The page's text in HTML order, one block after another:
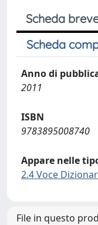
Scheda
Scheda
Anno di
2011
ISBN
9783895008740
Appare nelle
2.4 Voce
File in questo